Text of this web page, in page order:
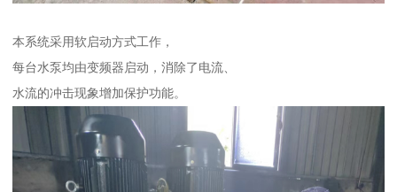
本系统采用软启动方式工作，
每台水泵均由变频器启动，消除了电流、
水流的冲击现象增加保护功能。